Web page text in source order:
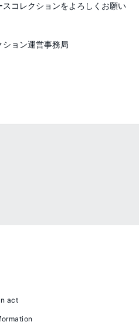
コレクションをよろしくお願い
ョン運営事務局
act